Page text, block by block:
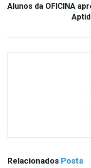
Alunos da OFICINA
Relacionados Posts